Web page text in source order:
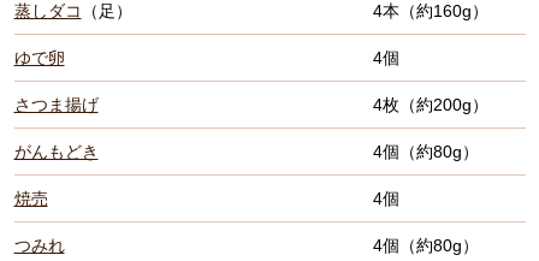
蒸しダコ （足） 4本（約160g）
ゆで卵 4個
さつま揚げ 4枚（約200g）
がんもどき 4個（約80g）
焼売 4個
つみれ 4個（約80g）